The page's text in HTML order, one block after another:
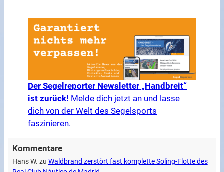
Der Segelreporter Newsletter „Handbreit“
ist zurück! Melde dich jetzt an und lasse
dich von der Welt des Segelsports
faszinieren.
Kommentare
Hans W. zu Waldbrand zerstört fast komplette Soling-Flotte des